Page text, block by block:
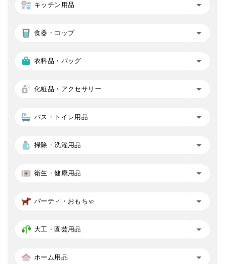
キッチン用品
食器・コップ
衣料品・バッグ
化粧品・アクセサリー
バス・トイレ用品
掃除・洗濯用品
衛生・健康用品
パーティ・おもちゃ
大工・園芸用品
ホーム用品